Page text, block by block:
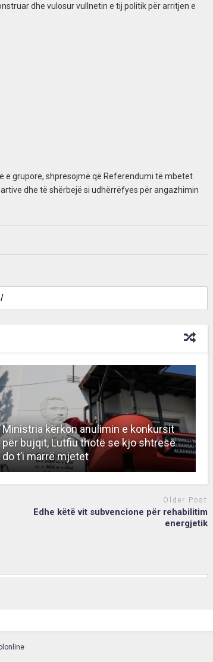
dhe vulosur vullnetin e tij politik për arritjen e
e grupore, shpresojmë që Referendumi të mbetet
dhe të shërbejë si udhërrëfyes për angazhimin
Ministria kërkon anulimin e konkursit
për bujqit, Lutfiu thotë se kjo shtresë
do t’i marrë mjetet
Older Post
Edhe këtë vit subvencione për rehabilitim
energjetik